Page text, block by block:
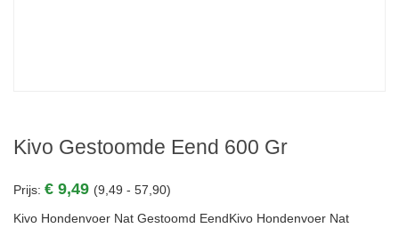
Kivo Gestoomde Eend 600 Gr
Prijs: € 9,49 (9,49 - 57,90)
Kivo Hondenvoer Nat Gestoomd EendKivo Hondenvoer Nat